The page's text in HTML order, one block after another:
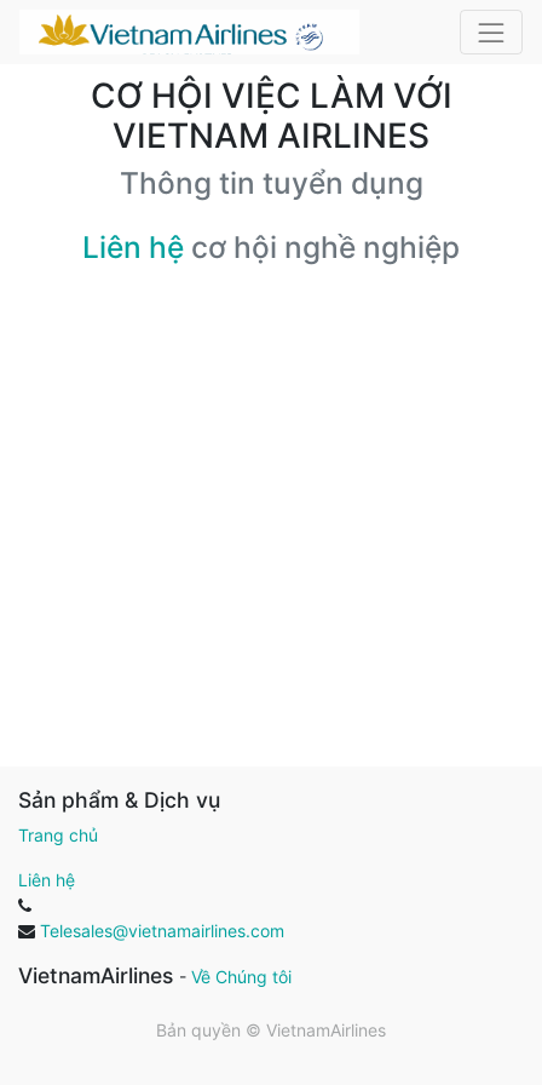
CƠ HỘI VIỆC LÀM VỚI
VIETNAM AIRLINES
Thông tin tuyển dụng
Liên hệ cơ hội nghề nghiệp
Sản phẩm & Dịch vụ
Trang chủ
Liên hệ
Telesales@vietnamairlines.com
VietnamAirlines - Về Chúng tôi
Bản quyền © VietnamAirlines